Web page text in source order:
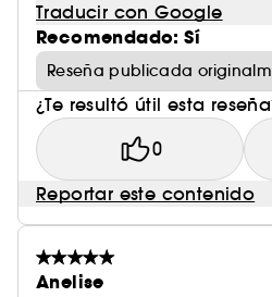
Traducir con Google
Recomendado: Sí
Reseña publicada
¿Te resultó útil esta
0
Reportar este contenido
Anelise